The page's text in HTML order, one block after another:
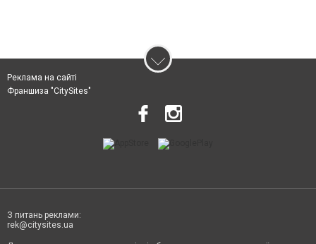
Реклама на сайті
Франшиза "CitySites"
З питань реклами:
rek@citysites.ua